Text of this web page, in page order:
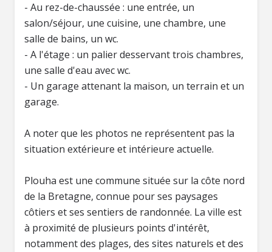
- Au rez-de-chaussée : une entrée, un
salon/séjour, une cuisine, une chambre, une
salle de bains, un wc.
- A l'étage : un palier desservant trois chambres,
une salle d'eau avec wc.
- Un garage attenant la maison, un terrain et un
garage.
A noter que les photos ne représentent pas la
situation extérieure et intérieure actuelle.
Plouha est une commune située sur la côte nord
de la Bretagne, connue pour ses paysages
côtiers et ses sentiers de randonnée. La ville est
à proximité de plusieurs points d'intérêt,
notamment des plages, des sites naturels et des